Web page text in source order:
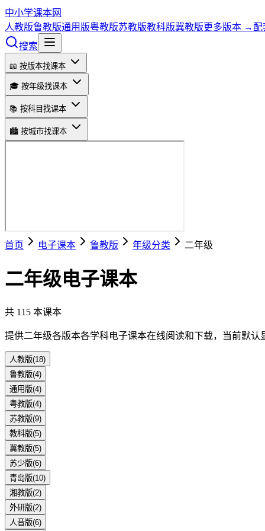
中小学课本网
人教版鲁教版通用版粤教版苏教版教科版冀教版更多版本 → 配
搜索
📖 按版本找课本
🎓 按年级找课本
📚 按科目找课本
🏙️ 按城市找课本
首页 电子课本 鲁教版 年级分类 二年级
二年级电子课本
共 115 本课本
提供二年级各版本各学科电子课本在线阅读和下载，当前默认
人教版(18)
鲁教版(4)
通用版(4)
粤教版(4)
苏教版(9)
教科版(5)
冀教版(5)
苏少版(6)
青岛版(10)
湘教版(2)
外研版(2)
人音版(6)